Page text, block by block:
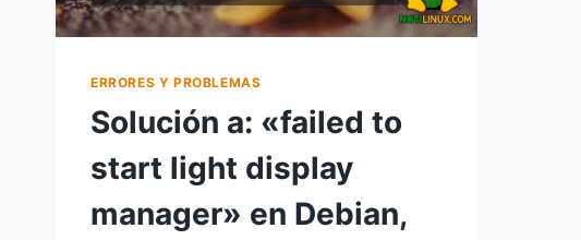
ERRORES Y PROBLEMAS
Solución a: «failed to
start light display
manager» en Debian,